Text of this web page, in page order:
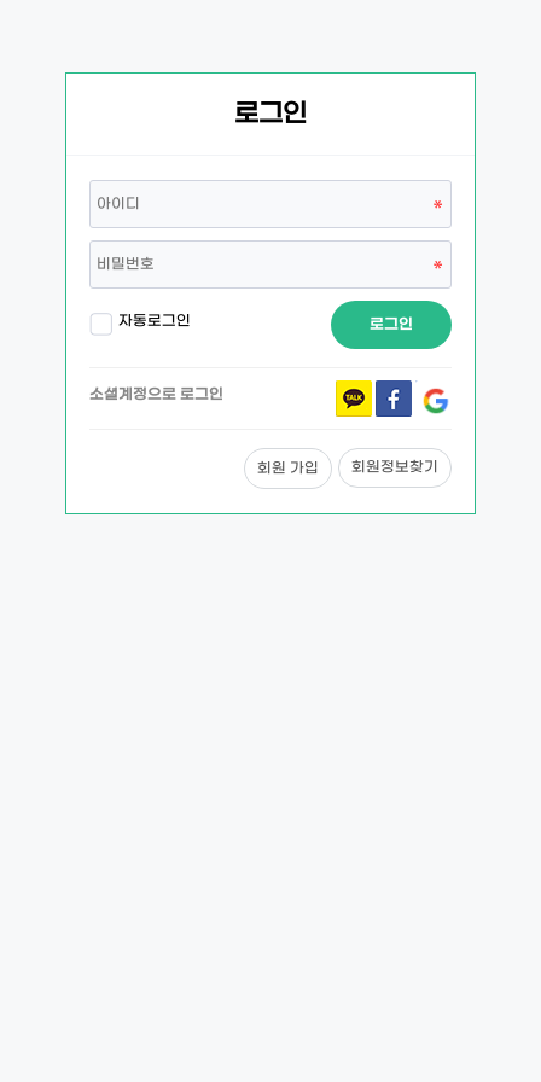
로그인
자동로그인 로그인
소셜계정으로 로그인
회원 가입 회원정보찾기